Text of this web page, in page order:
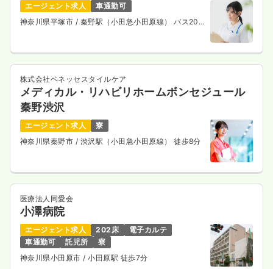
日勤のみ（パート）
ブランク可
新卒可 第二新卒可 時給1,800円以上可
気になる 詳細を見る
オペ室(手術室)正・准看護師 一般病院
日勤のみ（常勤）
給与 24.2万円
※経験8年の例
時間 8:30～17:00
年間休日120日
4週8休以上 ブランク可
気になる 詳細を見る
エージェント求人
車通勤可
神奈川県平塚市 / 秦野駅（小田急小田原線） バス20
株式会社ベネッセスタイルケア
メディカル・リハビリホームボンセジュール
秦野渋沢
エージェント求人
寮
神奈川県秦野市 / 渋沢駅（小田急小田原線） 徒歩8分
医療法人同愛会
小澤病院
エージェント求人 202床
電子カルテ
車通勤可
託児所
寮
神奈川県小田原市/ 小田原駅 徒歩7分